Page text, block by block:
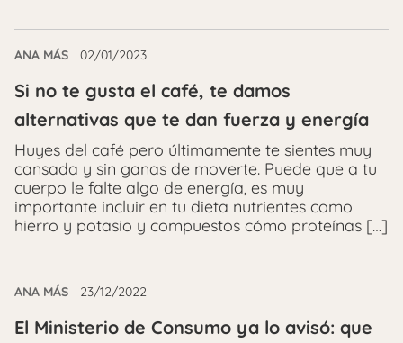
ANA MÁS 02/01/2023
Si no te gusta el café, te damos
alternativas que te dan fuerza y energía
Huyes del café pero últimamente te sientes muy
cansada y sin ganas de moverte. Puede que a tu
cuerpo le falte algo de energía, es muy
importante incluir en tu dieta nutrientes como
hierro y potasio y compuestos cómo proteínas […]
ANA MÁS 23/12/2022
El Ministerio de Consumo ya lo avisó: que